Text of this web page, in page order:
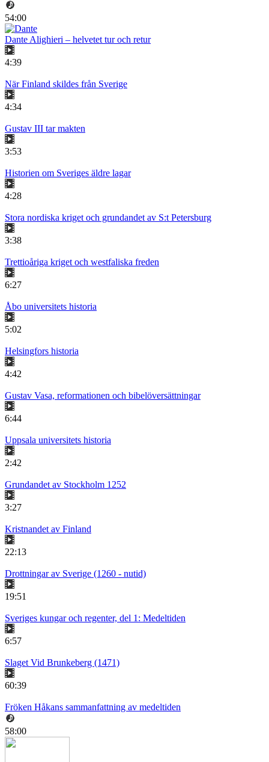
54:00
Dante Alighieri – helvetet tur och retur
4:39
När Finland skildes från Sverige
4:34
Gustav III tar makten
3:53
Historien om Sveriges äldre lagar
4:28
Stora nordiska kriget och grundandet av S:t Petersburg
3:38
Trettioåriga kriget och westfaliska freden
6:27
Åbo universitets historia
5:02
Helsingfors historia
4:42
Gustav Vasa, reformationen och bibelöversättningar
6:44
Uppsala universitets historia
2:42
Grundandet av Stockholm 1252
3:27
Kristnandet av Finland
22:13
Drottningar av Sverige (1260 - nutid)
19:51
Sveriges kungar och regenter, del 1: Medeltiden
6:57
Slaget Vid Brunkeberg (1471)
60:39
Fröken Håkans sammanfattning av medeltiden
58:00